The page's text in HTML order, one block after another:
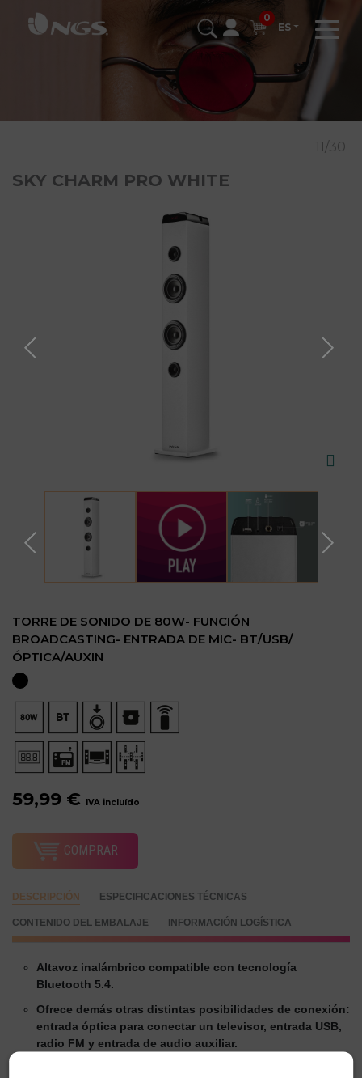
0
ES
11/30
SKY CHARM PRO WHITE
TORRE DE SONIDO DE 80W- FUNCIÓN
BROADCASTING- ENTRADA DE MIC- BT/USB/
ÓPTICA/AUXIN
59,99 € IVA incluído
COMPRAR
DESCRIPCIÓN ESPECIFICACIONES TÉCNICAS
CONTENIDO DEL EMBALAJE INFORMACIÓN LOGÍSTICA
Altavoz inalámbrico compatible con tecnología
Bluetooth 5.4.
Ofrece demás otras distintas posibilidades de conexión:
entrada óptica para conectar un televisor, entrada USB,
radio FM y entrada de audio auxiliar.